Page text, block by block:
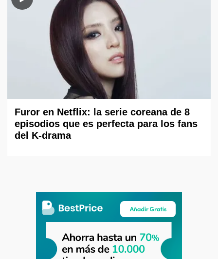
Furor en Netflix: la serie coreana de 8
episodios que es perfecta para los fans
del K-drama